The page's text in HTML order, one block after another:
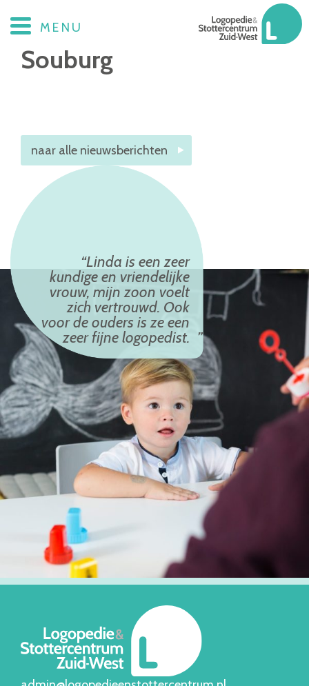
MENU
Het Kompas, Oost-
Souburg
naar alle nieuwsberichten
Linda is een zeer
kundige en vriendelijke
vrouw, mijn zoon voelt
zich vertrouwd. Ook
voor de ouders is ze een
zeer fijne logopedist.